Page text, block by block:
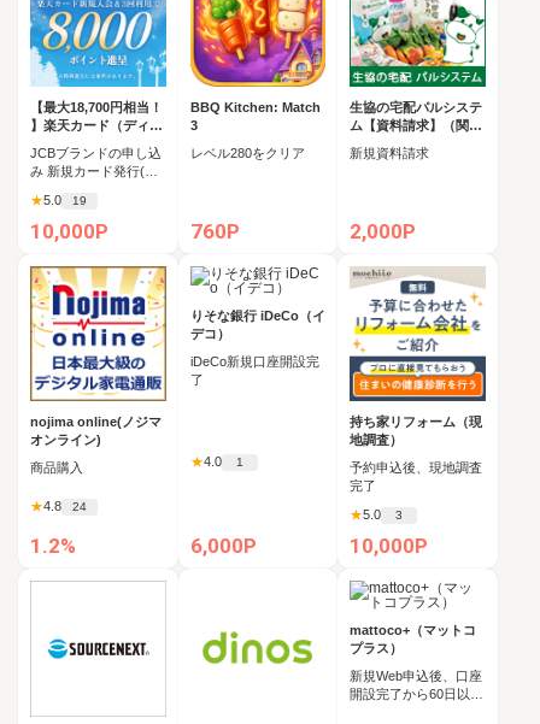
【最大18,700円相当！
】楽天カード（ディズ
CBキャンペーン実施
中】
JCBブランドの申し込
み 新規カード発行(カ
★5.0 19
10,000P
BBQ Kitchen: Match
3
レベル280をクリア
760P
生協の宅配パルシステ
ム【資料請求】（関東
新規資料請求
2,000P
nojima online(ノジマ
オンライン)
商品購入
★4.8 24
1.2%
りそな銀行 iDeCo（イ
デコ）
iDeCo新規口座開設完
了
★4.0 1
6,000P
持ち家リフォーム（現
地調査）
予約申込後、現地調査
完了
★5.0 3
10,000P
mattoco+（マットコ
プラス）
新規Web申込後、口座
開設完了から60日以内